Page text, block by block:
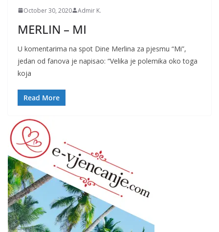
October 30, 2020 Admir K.
MERLIN – MI
U komentarima na spot Dine Merlina za pjesmu “Mi”,
jedan od fanova je napisao: “Velika je polemika oko toga
koja
Read More